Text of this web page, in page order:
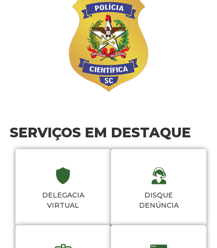
SERVIÇOS EM DESTAQUE
DELEGACIA
VIRTUAL
DISQUE
DENÚNCIA